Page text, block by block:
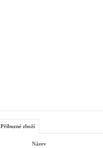
Příbuzné zboží
Název